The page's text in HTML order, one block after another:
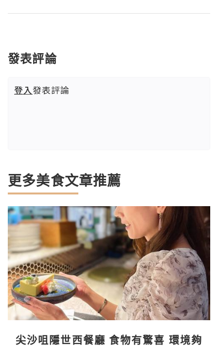
發表評論
登入發表評論
更多美食文章推薦
尖沙咀隱世西餐廳 食物有驚喜 環境夠